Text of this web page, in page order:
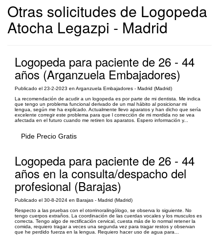
Otras solicitudes de Logopeda
Atocha Legazpi - Madrid
Logopeda para paciente de 26 - 44
años (Arganzuela Embajadores)
Publicado el 23-2-2023 en Arganzuela Embajadores - Madrid (Madrid)
La recomendación de acudir a un logopeda es por parte de mi dentista. Me indica
que tengo un problema funcional derivado de un mal hábito al posicionar mi
lengua, según me ha explicado. Actualmente llevo aparatos y han dicho que sería
excelente corregir este problema para que l corrección de mi mordida no se vea
afectada en el futuro cuando me retiren los aparatos. Espero información y...
Pide Precio Gratis
Logopeda para paciente de 26 - 44
años en la consulta/despacho del
profesional (Barajas)
Publicado el 30-8-2024 en Barajas - Madrid (Madrid)
Respecto a las pruebas con el otorrinoralingólogo, se observa lo siguiente. No
tengo cuerpos extraños. La coordinación de las cuerdas vocales y los musculos es
correcta. Tengo algo de rectificación cervical, cuesta más de lo normal retener la
comida, requiero tragar a veces una segunda vez para tragar restos y observan
que he perdido fuerza en la lengua. Requiero hacer uso de agua para...